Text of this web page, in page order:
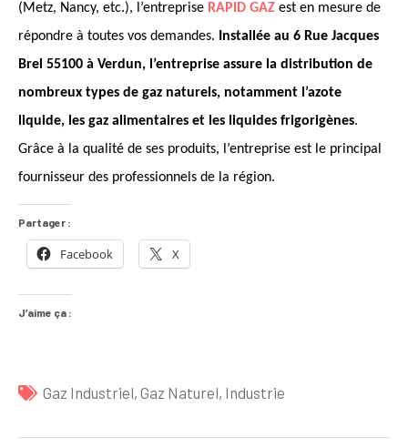
(Metz, Nancy, etc.), l’entreprise RAPID GAZ est en mesure de
répondre à toutes vos demandes.
Installée au 6 Rue Jacques
Brel 55100 à Verdun, l’entreprise assure la distribution de
nombreux types de gaz naturels, notamment l’azote
liquide, les gaz alimentaires et les liquides frigorigènes.
Grâce à la qualité de ses produits, l’entreprise est le principal
fournisseur des professionnels de la région.
Partager :
Facebook X
J’aime ça :
Gaz Industriel, Gaz Naturel, Industrie